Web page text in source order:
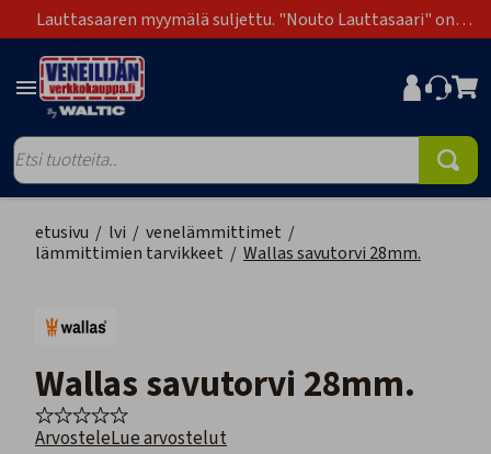
Lauttasaaren myymälä suljettu. "Nouto Lauttasaari" on
poistunut toimitustapavaihtoehdoista.
etusivu / lvi / venelämmittimet /
lämmittimien tarvikkeet / Wallas savutorvi 28mm.
Wallas savutorvi 28mm.
ArvosteleLue arvostelut